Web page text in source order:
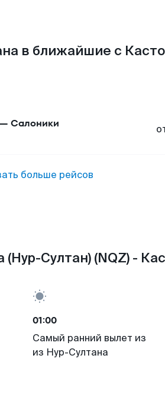
в ближайшие с
Салоники
больше рейсов
Султан) (NQZ) -
01:00
Самый ранний вылет из
из Нур-Султана